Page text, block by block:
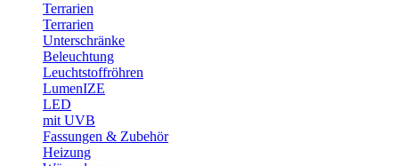
Terrarien
Terrarien
Unterschränke
Beleuchtung
Leuchtstoffröhren
LumenIZE
LED
mit UVB
Fassungen & Zubehör
Heizung